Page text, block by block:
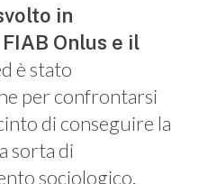
in
Onlus e il
è stato
per confrontarsi
di conseguire la
sorta di
sociologico.